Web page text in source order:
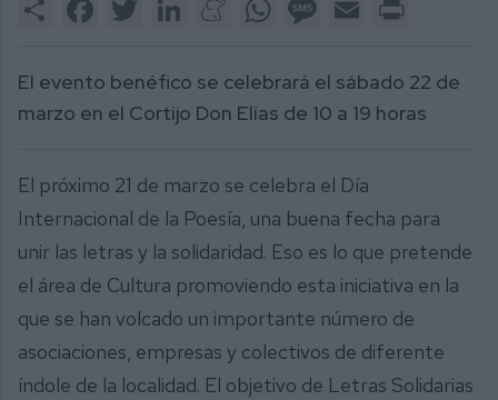
2
El evento benéfico se celebrará el sábado 22 de
marzo en el Cortijo Don Elías de 10 a 19 horas
El próximo 21 de marzo se celebra el Día
Internacional de la Poesía, una buena fecha para
unir las letras y la solidaridad. Eso es lo que pretende
el área de Cultura promoviendo esta iniciativa en la
que se han volcado un importante número de
asociaciones, empresas y colectivos de diferente
índole de la localidad. El objetivo de Letras Solidarias